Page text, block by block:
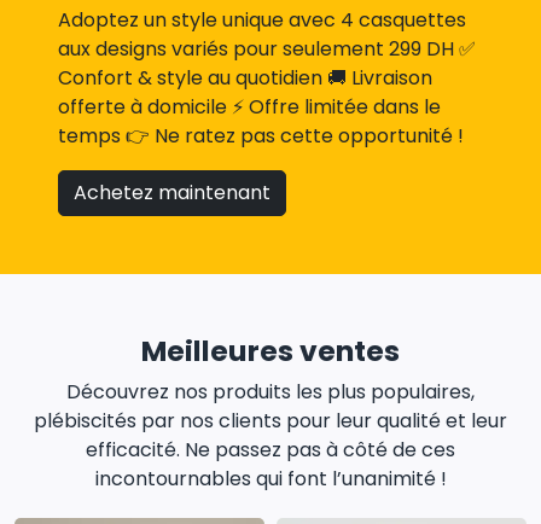
Adoptez un style unique avec 4 casquettes
aux designs variés pour seulement 299 DH ✅
Confort & style au quotidien 🚚 Livraison
offerte à domicile ⚡ Offre limitée dans le
temps 👉 Ne ratez pas cette opportunité !
Achetez maintenant
Meilleures ventes
Découvrez nos produits les plus populaires,
plébiscités par nos clients pour leur qualité et leur
efficacité. Ne passez pas à côté de ces
incontournables qui font l’unanimité !